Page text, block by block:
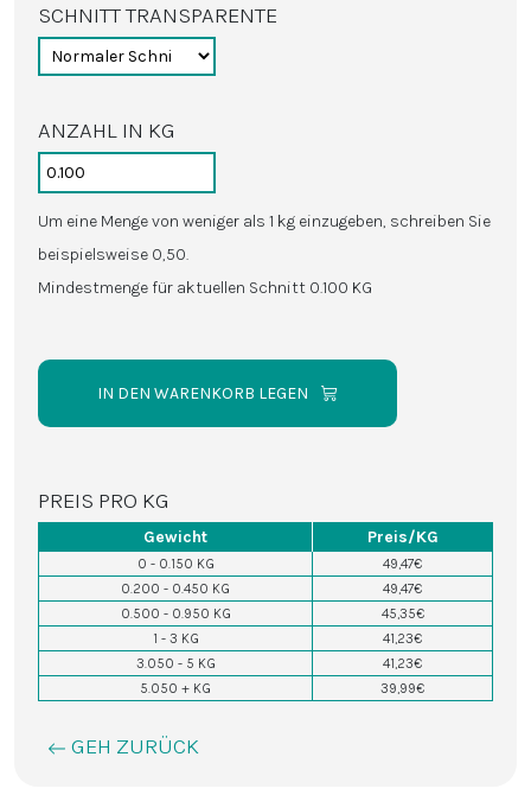
SCHNITT TRANSPARENTE
ANZAHL IN KG
Um eine Menge von weniger als 1 kg einzugeben, schreiben Sie
beispielsweise 0,50.
Mindestmenge für aktuellen Schnitt 0.100 KG
IN DEN WARENKORB LEGEN
PREIS PRO KG
Gewicht Preis/KG
0 - 0.150 KG
49,47€
0.200 - 0.450 KG
49,47€
0.500 - 0.950 KG
45,35€
1 - 3 KG
41,23€
3.050 - 5 KG
41,23€
5.050 + KG
39,99€
GEH ZURÜCK